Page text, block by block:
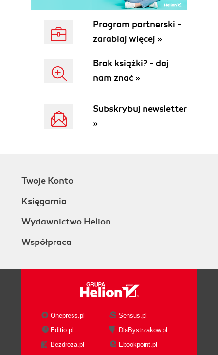
Program partnerski -
zarabiaj więcej »
Brak książki? - daj
nam znać »
Subskrybuj newsletter
»
Twoje Konto
Księgarnia
Wydawnictwo Helion
Współpraca
Onepress.pl
Sensus.pl
Editio.pl
DlaBystrzakow.pl
Bezdroza.pl
Ebookpoint.pl